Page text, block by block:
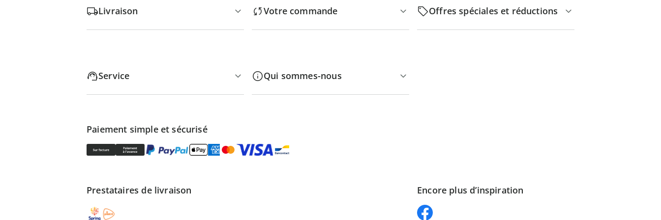
Livraison Votre commande Offres spéciales et réductions
Service Qui sommes-nous
Paiement simple et sécurisé
Prestataires de livraison Encore plus d’inspiration